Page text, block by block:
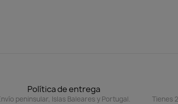
Política de entrega
peninsular, Islas Baleares y Portugal.
Tienes